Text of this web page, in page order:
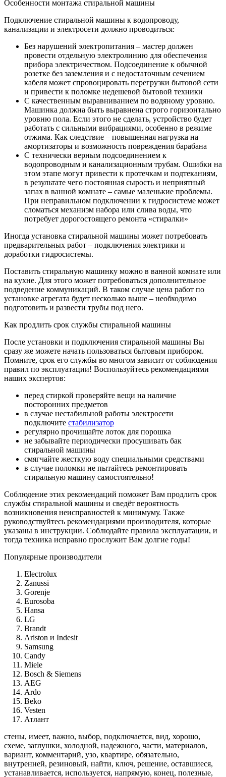
Особенности монтажа стиральной машины
Подключение стиральной машины к водопроводу,
канализации и электросети должно проводиться:
Без нарушений электропитания – мастер должен
провести отдельную электролинию для обеспечения
прибора электричеством. Подсоединение к обычной
розетке без заземления и с недостаточным сечением
кабеля может спровоцировать перегрузки бытовой сети
и привести к поломке недешевой бытовой техники
С качественным выравниванием по водяному уровню.
Машинка должна быть выравнена строго горизонтально
уровню пола. Если этого не сделать, устройство будет
работать с сильными вибрациями, особенно в режиме
отжима. Как следствие – повышенная нагрузка на
амортизаторы и возможность повреждения барабана
С технически верным подсоединением к
водопроводным и канализационным трубам. Ошибки на
этом этапе могут привести к протечкам и подтеканиям,
в результате чего постоянная сырость и неприятный
запах в ванной комнате – самые маленькие проблемы.
При неправильном подключении к гидросистеме может
сломаться механизм набора или слива воды, что
потребует дорогостоящего ремонта «стиралки»
Иногда установка стиральной машины может потребовать
предварительных работ – подключения электрики и
доработки гидросистемы.
Поставить стиральную машинку можно в ванной комнате или
на кухне. Для этого может потребоваться дополнительное
подведение коммуникаций. В таком случае цена работ по
установке агрегата будет несколько выше – необходимо
подготовить и развести трубы под него.
Как продлить срок службы стиральной машины
После установки и подключения стиральной машины Вы
сразу же можете начать пользоваться бытовым прибором.
Помните, срок его службы во многом зависит от соблюдения
правил по эксплуатации! Воспользуйтесь рекомендациями
наших экспертов:
перед стиркой проверяйте вещи на наличие
посторонних предметов
в случае нестабильной работы электросети
подключите стабилизатор
регулярно прочищайте лоток для порошка
не забывайте периодически просушивать бак
стиральной машины
смягчайте жесткую воду специальными средствами
в случае поломки не пытайтесь ремонтировать
стиральную машину самостоятельно!
Соблюдение этих рекомендаций поможет Вам продлить срок
службы стиральной машины и сведёт вероятность
возникновения неисправностей к минимуму. Также
руководствуйтесь рекомендациями производителя, которые
указаны в инструкции. Соблюдайте правила эксплуатации, и
тогда техника исправно прослужит Вам долгие годы!
Популярные производители
Electrolux
Zanussi
Gorenje
Eurosoba
Hansa
LG
Brandt
Ariston и Indesit
Samsung
Candy
Miele
Bosch & Siemens
AEG
Ardo
Beko
Vesten
Атлант
стены, имеет, важно, выбор, подключается, вид, хорошо,
схеме, заглушки, холодной, надежного, части, материалов,
вариант, комментарий, узо, квартире, обязательно,
внутренней, резиновый, найти, ключ, решение, оставшиеся,
устанавливается, используется, напрямую, конец, полезные,